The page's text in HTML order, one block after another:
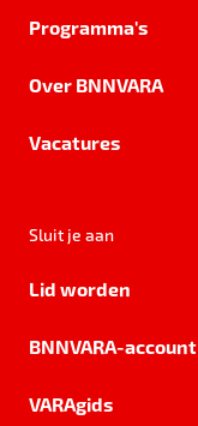
Programma's
Over BNNVARA
Vacatures
Sluit je aan
Lid worden
BNNVARA-account
VARAgids